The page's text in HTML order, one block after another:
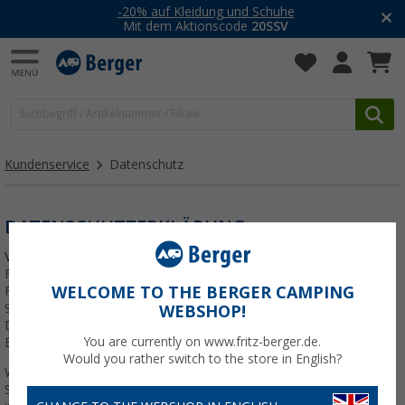
-20% auf Kleidung und Schuhe
Mit dem Aktionscode 20SSV
Kundenservice Datenschutz
DATENSCHUTZERKLÄRUNG
Verantwortlicher für die Datenverarbeitung ist:
Fritz Berger GmbH
Fritz-Berger-Str. 1
92318 Neumarkt
Deutschland
Email: datenschutz@fritz-berger.de
Wir freuen uns über Ihr Interesse an unserem Online-Shop. Der
Schutz Ihrer Privatsphäre ist für uns sehr wichtig. Nachstehend
WELCOME TO THE BERGER CAMPING
WEBSHOP!
You are currently on www.fritz-berger.de.
Would you rather switch to the store in English?